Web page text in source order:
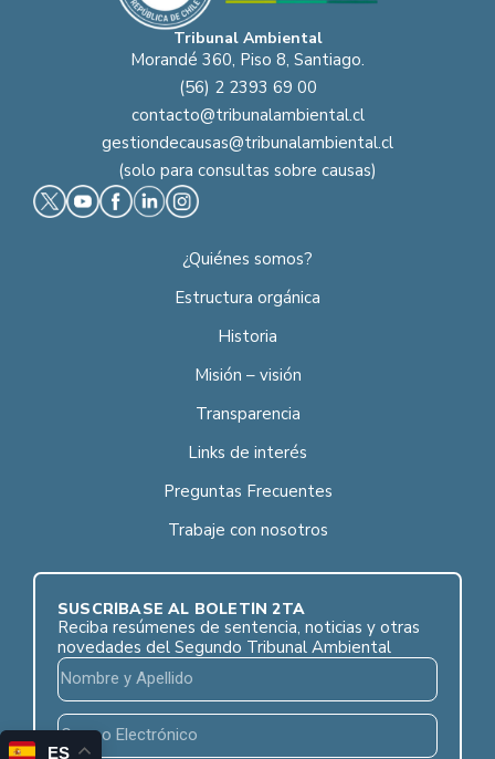
Tribunal Ambiental
Morandé 360, Piso 8, Santiago.
(56) 2 2393 69 00
contacto@tribunalambiental.cl
gestiondecausas@tribunalambiental.cl
(solo para consultas sobre causas)
¿Quiénes somos?
Estructura orgánica
Historia
Misión – visión
Transparencia
Links de interés
Preguntas Frecuentes
Trabaje con nosotros
SUSCRÍBASE AL BOLETÍN 2TA
Reciba resúmenes de sentencia, noticias y otras
novedades del Segundo Tribunal Ambiental
ES